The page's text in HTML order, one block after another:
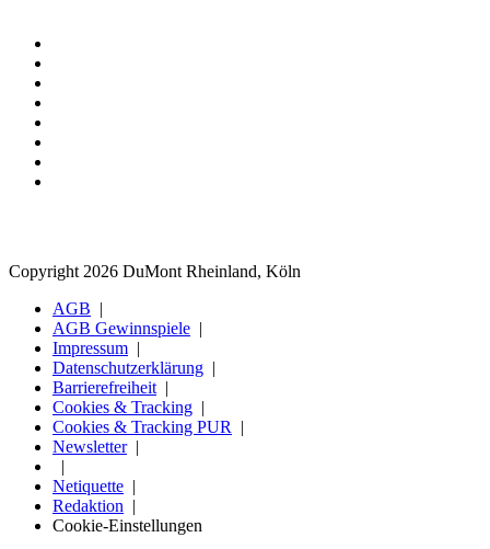
Copyright 2026 DuMont Rheinland, Köln
AGB
AGB Gewinnspiele
Impressum
Datenschutzerklärung
Barrierefreiheit
Cookies & Tracking
Cookies & Tracking PUR
Newsletter
Netiquette
Redaktion
Cookie-Einstellungen